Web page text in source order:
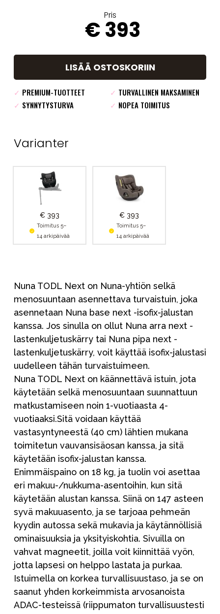
Pris
€ 393
LISÄÄ OSTOSKORIIN
✓ PREMIUM-TUOTTEET ✓ TURVALLINEN MAKSAMINEN
✓ SYNNYTYSTURVA ✓ NOPEA TOIMITUS
Varianter
€ 393
Toimitus 5–
14 arkipäivää
€ 393
Toimitus 5–
14 arkipäivää
Nuna TODL Next on Nuna-yhtiön selkä
menosuuntaan asennettava turvaistuin, joka
asennetaan Nuna base next -isofix-jalustan
kanssa. Jos sinulla on ollut Nuna arra next -
lastenkuljetuskärry tai Nuna pipa next -
lastenkuljetuskärry, voit käyttää isofix-jalustasi
uudelleen tähän turvaistuimeen.
Nuna TODL Next on käännettävä istuin, jota
käytetään selkä menosuuntaan suunnattuun
matkustamiseen noin 1-vuotiaasta 4-
vuotiaaksi.Sitä voidaan käyttää
vastasyntyneestä (40 cm) lähtien mukana
toimitetun vauvansisäosan kanssa, ja sitä
käytetään isofix-jalustan kanssa.
Enimmäispaino on 18 kg, ja tuolin voi asettaa
eri makuu-/nukkuma-asentoihin, kun sitä
käytetään alustan kanssa. Siinä on 147 asteen
syvä makuuasento, ja se tarjoaa pehmeän
kyydin autossa sekä mukavia ja käytännöllisiä
ominaisuuksia ja yksityiskohtia. Sivuilla on
vahvat magneetit, joilla voit kiinnittää vyön,
jotta lapsesi on helppo lastata ja purkaa.
Istuimella on korkea turvallisuustaso, ja se on
saanut yhden korkeimmista arvosanoista
ADAC-testeissä (riippumaton turvallisuustesti